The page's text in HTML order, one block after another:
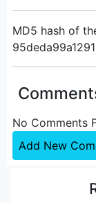
MD5 hash of
No Comments
Add New